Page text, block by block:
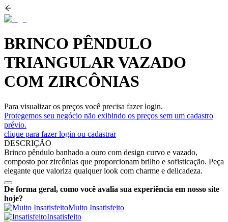
BRINCO PÊNDULO
TRIANGULAR VAZADO
COM ZIRCÔNIAS
Para visualizar os preços você precisa fazer login.
Protegemos seu negócio não exibindo os preços sem um cadastro
prévio.
clique para fazer login ou cadastrar
DESCRIÇÃO
Brinco pêndulo banhado a ouro com design curvo e vazado,
composto por zircônias que proporcionam brilho e sofisticação. Peça
elegante que valoriza qualquer look com charme e delicadeza.
De forma geral, como você avalia sua experiência em nosso site
hoje?
Muito Insatisfeito
Insatisfeito